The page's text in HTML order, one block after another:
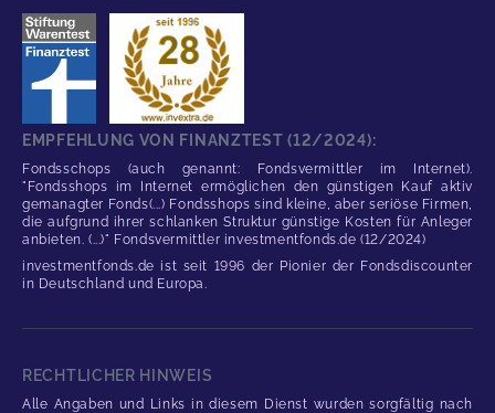
EMPFEHLUNG VON FINANZTEST (12/2024):
Fondsschops (auch genannt: Fondsvermittler im Internet).
"Fondsshops im Internet ermöglichen den günstigen Kauf aktiv
gemanagter Fonds(...) Fondsshops sind kleine, aber seriöse Firmen,
die aufgrund ihrer schlanken Struktur günstige Kosten für Anleger
anbieten. (...)" Fondsvermittler investmentfonds.de (12/2024)
investmentfonds.de ist seit 1996 der Pionier der Fondsdiscounter
in Deutschland und Europa.
RECHTLICHER HINWEIS
Alle Angaben und Links in diesem Dienst wurden sorgfältig nach